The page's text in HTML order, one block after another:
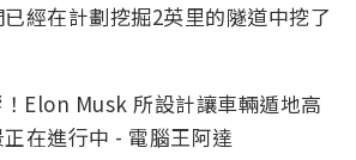
經在計劃挖掘2英里的隧道中挖了